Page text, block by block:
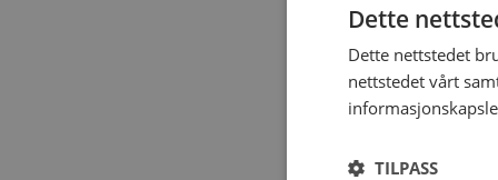
Dette
Dette nettstedet
nettstedet vårt
TILPASS